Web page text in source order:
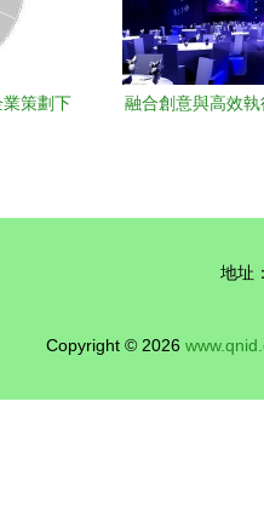
策劃下
融合創意與高效
地址
Copyright © 2026